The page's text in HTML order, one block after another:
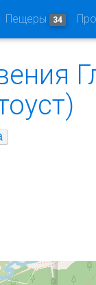
Пещеры 34